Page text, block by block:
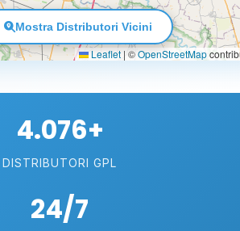
Leaflet |©OpenStreetMap
Mostra Distributori Vicini
4.076+
DISTRIBUTORI GPL
24/7